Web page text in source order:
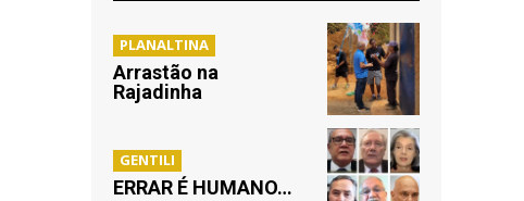
PLANALTINA
Arrastão na
Rajadinha
GENTILI
ERRAR É HUMANO…